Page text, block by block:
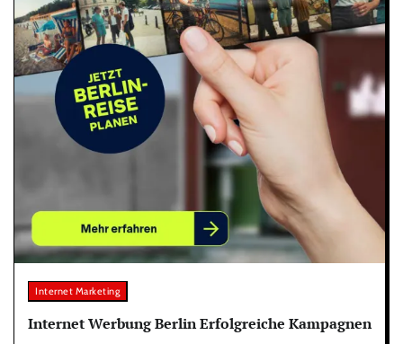
Internet Marketing
Internet Werbung Berlin Erfolgreiche Kampagnen